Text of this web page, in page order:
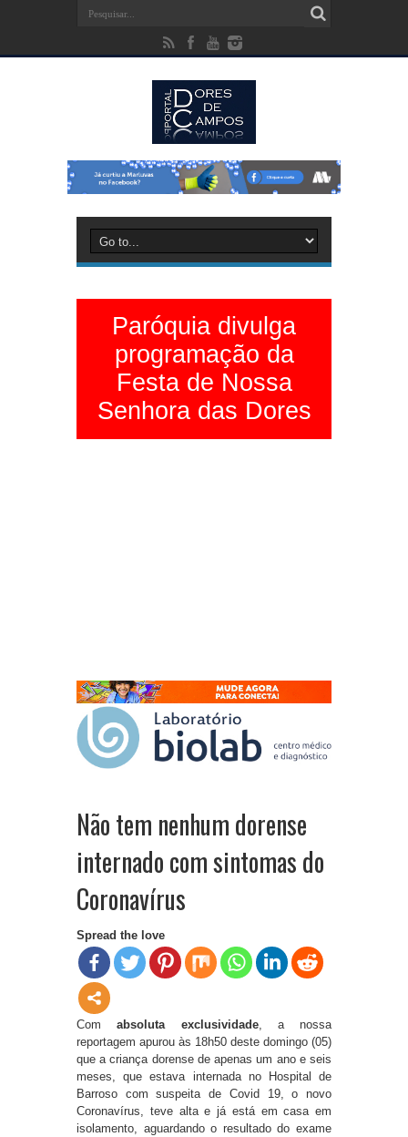
Paróquia divulga
programação da
Festa de Nossa
Senhora das Dores
Não tem nenhum dorense
internado com sintomas do
Coronavírus
Spread the love
Comabsoluta exclusividade, a nossa
reportagem apurou às 18h50 deste domingo (05)
que a criança dorense de apenas um ano e seis
meses, que estava internada no Hospital de
Barroso com suspeita de Covid 19, o novo
Coronavírus, teve alta e já está em casa em
isolamento, aguardando o resultado do exame